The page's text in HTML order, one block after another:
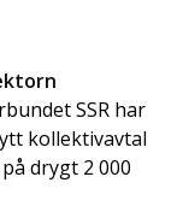
SSR har
kollektivavtal
drygt 2 000